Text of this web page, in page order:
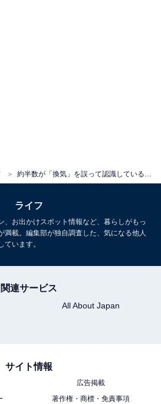
ライフ
、お出かけスポット情報など、暮らしがもっ
満載。編集部が独自調査した、気になる他人
います。
関連サービス
All About Japan
サイト情報
広告掲載
著作権・商標・免責事項